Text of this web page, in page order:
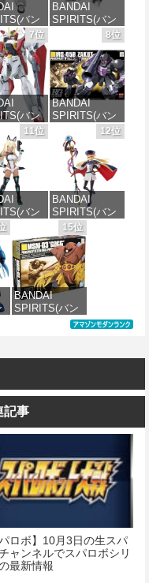
バン
スピリッ
動警察パ
バー
RG 1/48
(イ
ム・プ
色分け済
モデル
：¥6,050
BANDAI
SPIRITS(バン
ダイ スピリッ
ツ) HGUC 195
機動戦士Zガン
ダム キュベレ
イ 1/144スケー
ル 色分け済み
プラモデル
価格：¥2,170
7位
バン
スピリッ
機
紀ガン
ガンダ
マスタ
スケー
け済み
デル
：¥3,782
8位
BANDAI
SPIRITS(バン
ダイ スピリッ
ツ) HGUC 機動
戦士ガンダム
ザクI(黒い三連
星仕様) 1/144
スケール 色分
け済みプラモ
デル
価格：¥2,200
11位
バン
ピリッ
SIS-
スティ
ーC] 色
みプラ
：¥4,500
12位
BANDAI
SPIRITS(バン
ダイ スピリッ
ツ) 30MS
Fate/Grand
Order アルトリ
ア・キャスタ
ー 色分け済み
価格：¥7,800
15位
BANDAI
SPIRITS(バン
ダイ スピリッ
MSM-03 ゴッ
プラモデル
記事
パロボ】10月3日の生スパ
ャンネルでスパロボシリ
最新情報